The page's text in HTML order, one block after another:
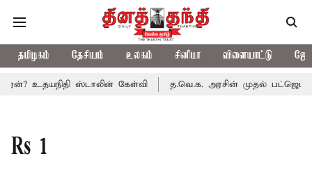
தமிழகம் தேசியம் உலகம் சினிமா விளையாட்டு
ஏன்? உதயநிதி ஸ்டாலின் கேள்வி த.வெ.க. அரசின் முதல் பட்ஜெட்:
Rs 1